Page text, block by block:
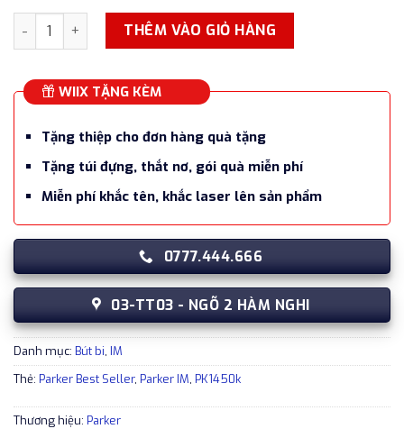
Bút bi ký tên cao cấp Parker IM X-Black GT TB4-1975576 số
THÊM VÀO GIỎ HÀNG
WIIX TẶNG KÈM
Tặng thiệp cho đơn hàng quà tặng
Tặng túi đựng, thắt nơ, gói quà miễn phí
Miễn phí khắc tên, khắc laser lên sản phẩm
0777.444.666
03-TT03 - NGÕ 2 HÀM NGHI
Danh mục: Bút bi, IM
Thẻ: Parker Best Seller, Parker IM, PK1450k
Thương hiệu: Parker